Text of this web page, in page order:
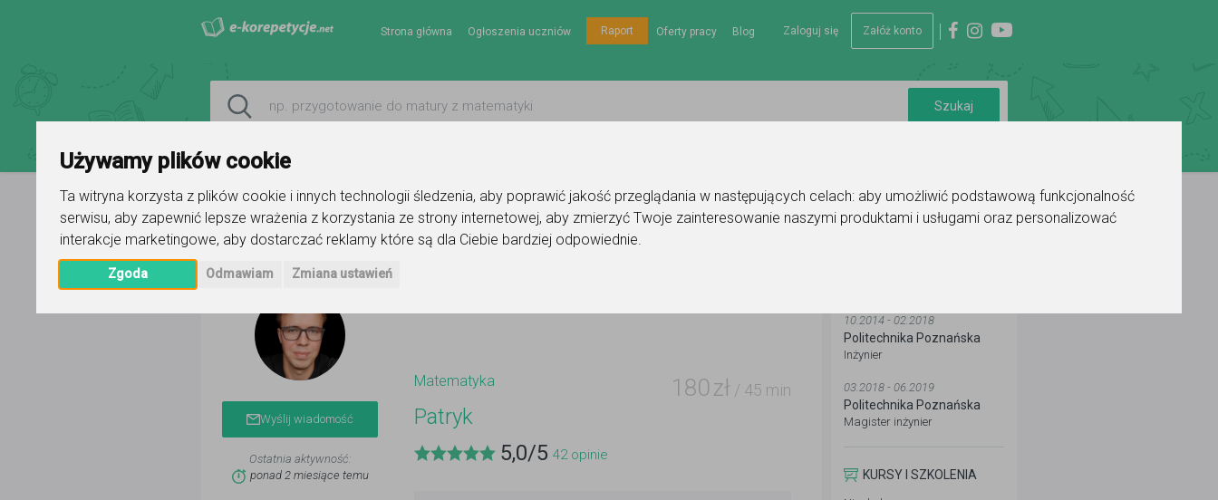
Używamy plików cookie
Ta witryna korzysta z plików cookie i innych technologii śledzenia, aby poprawić jakość przeglądania w następujących celach: aby umożliwić podstawową funkcjonalność
serwisu, aby zapewnić lepsze wrażenia z korzystania ze strony internetowej, aby zmierzyć Twoje zainteresowanie naszymi produktami i usługami oraz personalizować
interakcje marketingowe, aby dostarczać reklamy które są dla Ciebie bardziej odpowiednie.
Zgoda Odmawiam Zmiana ustawień
Zaloguj się Załóż konto
Strona główna Ogłoszenia uczniów Raport Oferty pracy Blog
Strona główna Patryk Ogłoszenie korepetytora - matematyka
Wyślij wiadomość
Ostatnia aktywność:
ponad 2 miesiące temu
Matematyka 180 zł / 45 min
Patryk
5,0/5 42opinie
10.2014 - 02.2018
Politechnika Poznańska
Inżynier
03.2018 - 06.2019
Politechnika Poznańska
Magister inżynier
KURSY I SZKOLENIA